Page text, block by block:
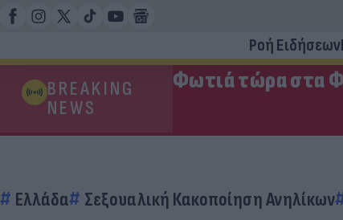
Ροή Ειδήσεων
BREAKING
NEWS
Φωτιά τώρα στα
Ελλάδα Σεξουαλική Κακοποίηση Ανηλίκων